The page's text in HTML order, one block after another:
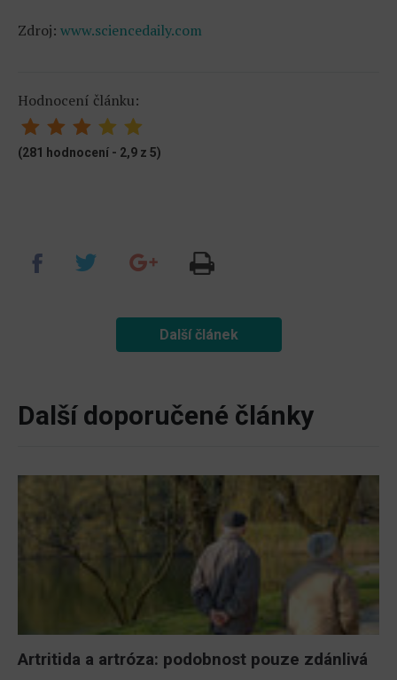
Zdroj: www.sciencedaily.com
Hodnocení článku:
(281 hodnocení - 2,9 z 5)
Další článek
Další doporučené články
Artritida a artróza: podobnost pouze zdánlivá